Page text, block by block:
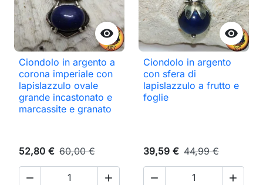

Ciondolo in argento a
corona imperiale con
lapislazzulo ovale
grande incastonato e
marcassite e granato
52,80 € 60,00 €
 

Ciondolo in argento
con sfera di
lapislazzulo a frutto e
foglie
39,59 € 44,99 €
 